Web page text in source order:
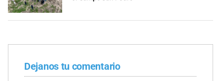
Dejanos tu comentario